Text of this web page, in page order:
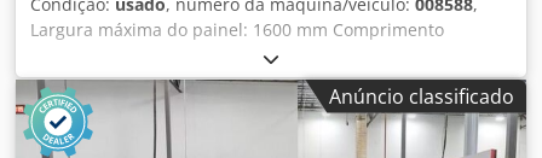
Largura máxima do painel: 1600 mm Comprimento
máximo do painel: 3700 mm Altura máxima da lâmina
principal: 125 mm Número de pinças de fixação: 9
Codpfxey In Avs Afpsha Sistema de carregamento para
peças finas: sim
Anúncio classificado